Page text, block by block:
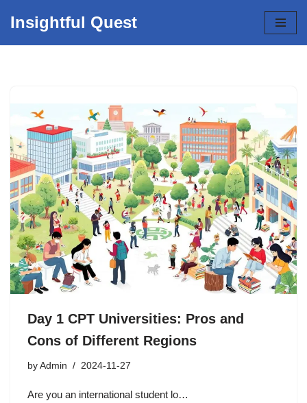
Insightful Quest
Day 1 CPT Universities: Pros and
Cons of Different Regions
by Admin 2024-11-27
Are you an international student lo…